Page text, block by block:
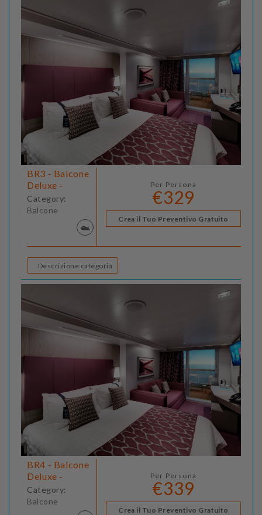
BR3 - Balcone
Deluxe -
Category:
Balcone
Per Persona
€329
Crea il Tuo Preventivo Gratuito
Descrizione categoria
BR4 - Balcone
Deluxe -
Category:
Balcone
Per Persona
€339
Crea il Tuo Preventivo Gratuito